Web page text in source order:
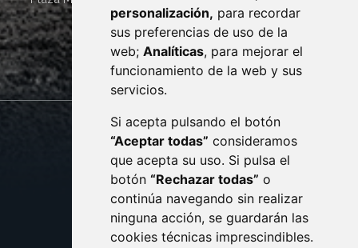
personalización, para recordar
sus preferencias de uso de la
web; Analíticas, para mejorar el
funcionamiento de la web y sus
servicios.
Si acepta pulsando el botón
“Aceptar todas” consideramos
que acepta su uso. Si pulsa el
botón “Rechazar todas” o
continúa navegando sin realizar
ninguna acción, se guardarán las
cookies técnicas imprescindibles.
· (34) 974 400 700 ·
sac@monzon.es
monzon.es
CONTACTO
AVISO LEGAL
PROTECCIÓN DE DATOS
POLÍTICA DE COOKIES
ACCESIBILIDAD
ENLACE EXTERNO AL